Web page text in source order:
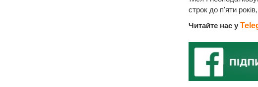
строк до п'яти
Читайте нас у